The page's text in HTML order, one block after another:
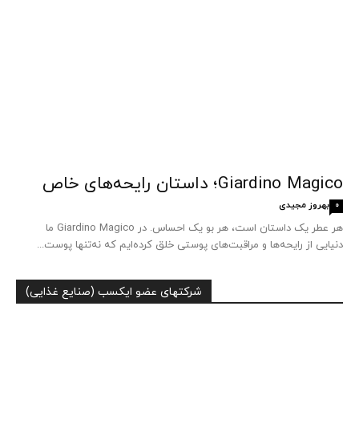
Giardino Magico؛ داستان رایحه‌های خاص
بهروز مجیدی 0
هر عطر یک داستان است، هر بو یک احساس. در Giardino Magico ما
دنیایی از رایحه‌ها و مراقبت‌های پوستی خلق کرده‌ایم که نه‌تنها پوست...
شرکتهای عضو ایکسب (صنایع غذایی)